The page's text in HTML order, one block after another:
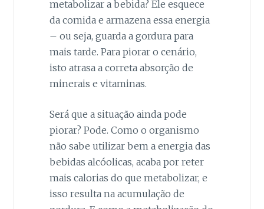
metabolizar a bebida? Ele esquece
da comida e armazena essa energia
– ou seja, guarda a gordura para
mais tarde. Para piorar o cenário,
isto atrasa a correta absorção de
minerais e vitaminas.
Será que a situação ainda pode
piorar? Pode. Como o organismo
não sabe utilizar bem a energia das
bebidas alcóolicas, acaba por reter
mais calorias do que metabolizar, e
isso resulta na acumulação de